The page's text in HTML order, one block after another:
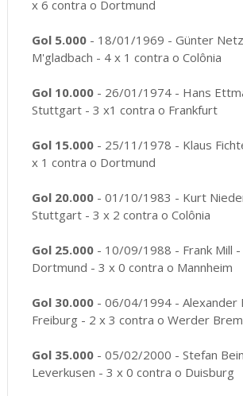
x 6 contra o Dortmund
Gol 5.000- 18/01/1969 - Günter
M'gladbach - 4 x 1 contra o Colônia
Gol 10.000- 26/01/1974 - Hans
Stuttgart - 3 x1 contra o Frankfurt
Gol 15.000- 25/11/1978 - Klaus
x 1 contra o Dortmund
Gol 20.000 - 01/10/1983 - Kurt
Stuttgart - 3 x 2 contra o Colônia
Gol 25.000- 10/09/1988 - Frank Mill -
Dortmund - 3 x 0 contra o Mannheim
Gol 30.000- 06/04/1994 - Alexander
Freiburg - 2 x 3 contra o Werder
Gol 35.000- 05/02/2000 - Stefan
Leverkusen - 3 x 0 contra o Duisburg